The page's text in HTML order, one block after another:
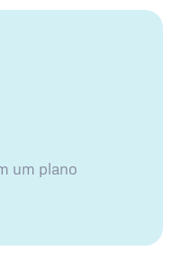
um plano